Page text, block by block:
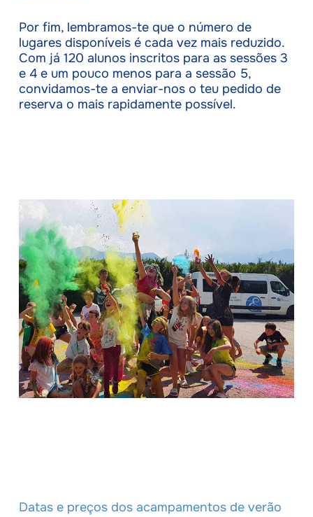
Por fim, lembramos-te que o número de
lugares disponíveis é cada vez mais reduzido.
Com já 120 alunos inscritos para as sessões 3
e 4 e um pouco menos para a sessão 5,
convidamos-te a enviar-nos o teu pedido de
reserva o mais rapidamente possível.
Datas e preços dos acampamentos de verão